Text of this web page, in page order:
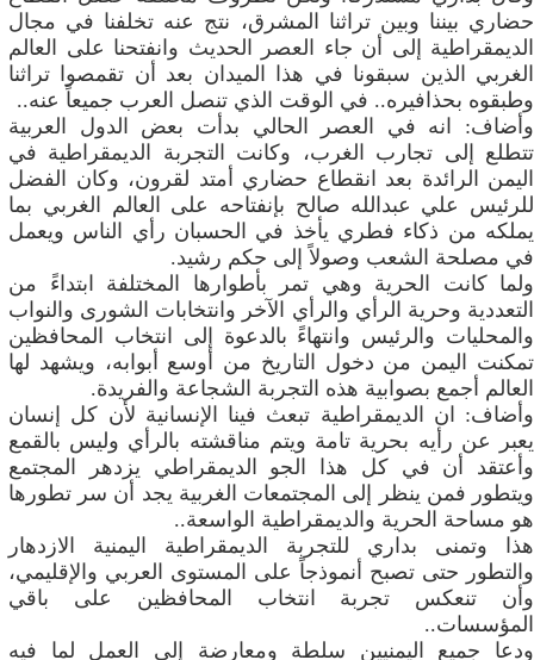
حضاري بيننا وبين تراثنا المشرق، نتج عنه تخلفنا في مجال
الديمقراطية إلى أن جاء العصر الحديث وانفتحنا على العالم
الغربي الذين سبقونا في هذا الميدان بعد أن تقمصوا تراثنا
وطبقوه بحذافيره.. في الوقت الذي تنصل العرب‮ ‬جميعاً‮ ‬عنه‮..‬
وأضاف: انه في العصر الحالي بدأت بعض الدول العربية
تتطلع إلى تجارب الغرب، وكانت التجربة الديمقراطية في
اليمن الرائدة بعد انقطاع حضاري أمتد لقرون، وكان الفضل
للرئيس علي عبدالله صالح بإنفتاحه على العالم الغربي بما
‬في‮ ‬مصلحة‮ ‬الشعب‮ ‬وصولاً‮ ‬إلى‮ ‬حكم‮ ‬رشيد‮.‬
ولما كانت الحرية وهي تمر بأطوارها المختلفة ابتداءً من
التعددية وحرية الرأي والرأي الآخر وانتخابات الشورى والنواب
والمحليات والرئيس وانتهاءً بالدعوة إلى انتخاب المحافظين
تمكنت اليمن من دخول التاريخ من أوسع أبوابه، ويشهد لها
العالم أجمع بصوابية هذه التجربة الشجاعة‮ ‬والفريدة‮.‬
وأضاف: ان الديمقراطية تبعث فينا الإنسانية لأن كل إنسان
يعبر عن رأيه بحرية تامة ويتم مناقشته بالرأي وليس بالقمع
وأعتقد أن في كل هذا الجو الديمقراطي يزدهر المجتمع
ويتطور فمن ينظر إلى المجتمعات الغربية يجد أن سر تطورها
هو مساحة الحرية والديمقراطية الواسعة..
‬المؤسسات‮..‬